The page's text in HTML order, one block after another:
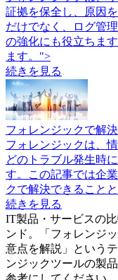
る調査内容や注意点
ツールをわかりやす
続きを見る
フォレンジックツー
比較
フォレンジックツー
ト、選び方、注意点
拠保全に役立つ製品
にお役立てください。
続きを見る
フォレンジックで強
由と導入ポイントを
フォレンジックは、